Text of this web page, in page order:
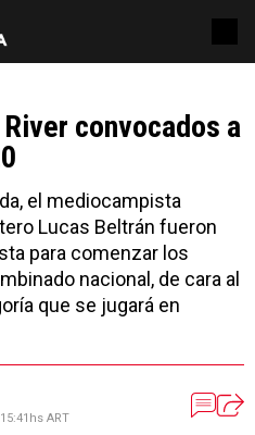
convocados a
el mediocampista
Lucas Beltrán fueron
para comenzar los
nacional, de cara al
que se jugará en
ART